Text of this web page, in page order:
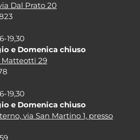
Dal Prato 20
19,30
e Domenica chiuso
Matteotti 29
19,30
e Domenica chiuso
via San Martino 1, presso